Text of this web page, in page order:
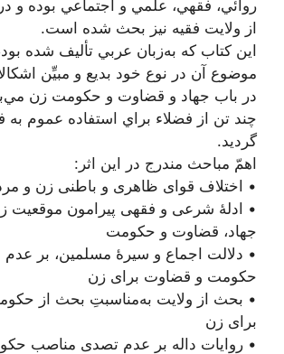
روائي‌، فقهي‌، علمي‌ و اجتماعي‌ بوده‌ و
از ولايت‌ فقيه‌ نيز بحث‌ شده‌ است‌.
اين كتاب كه‌ به‌زبان‌ عربي‌ تأليف‌ شده‌
موضوع‌ آن در نوع‌ خود بديع‌ و مبيِّن‌
در باب‌ جهاد و قضاوت‌ و حكومت‌ زن‌
چند تن از فضلاء براي‌ استفاده عموم‌
گرديد.
اهمّ مباحث مندرج در این اثر:
• اختلاف قوای ظاهری و باطنی زن و
• ادلۀ شرعی و فقهی پیرامون موقعیت
جهاد، قضاوت و حکومت
• دلالت اجماع و سیرۀ مسلمین، بر
حکومت و قضاوت برای زن
• بحث از ولایت به‌مناسبتِ بحث از
برای زن
• روایات داله بر عدم تصدی مناصب